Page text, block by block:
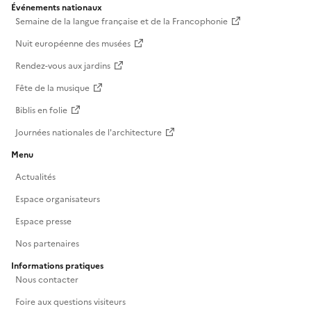
Événements nationaux
Semaine de la langue française et de la Francophonie
Nuit européenne des musées
Rendez-vous aux jardins
Fête de la musique
Biblis en folie
Journées nationales de l'architecture
Menu
Actualités
Espace organisateurs
Espace presse
Nos partenaires
Informations pratiques
Nous contacter
Foire aux questions visiteurs